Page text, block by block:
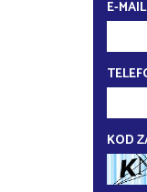
E-MAIL
KOD